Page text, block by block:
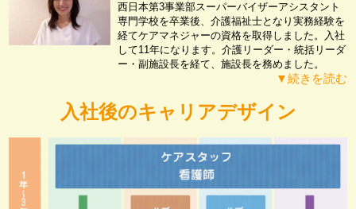
西日本第3事業部スーパーバイザーアシスタント
専門学校を卒業後、介護福祉士となり実務経験を
経てケアマネジャーの資格を取得しました。入社
して11年になります。介護リーダー・統括リーダ
ー・副施設長を経て、施設長を務めました。
▼続きを読む
入社後のキャリアデザイン